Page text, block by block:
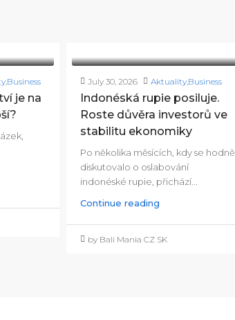
Business
je na
July 30, 2026 Aktuality, Business
Indonéská rupie posiluje.
Roste důvěra investorů ve
stabilitu ekonomiky
Po několika měsících, kdy se hodně
diskutovalo o oslabování
indonéské rupie, přichází...
Continue reading
by Bali Mania CZ SK